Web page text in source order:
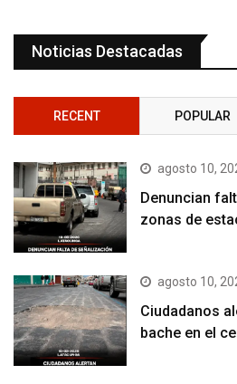
Noticias Destacadas
RECENT POPULAR
agosto 10,
Denuncian
zonas de
agosto 10,
Ciudadanos
bache en el